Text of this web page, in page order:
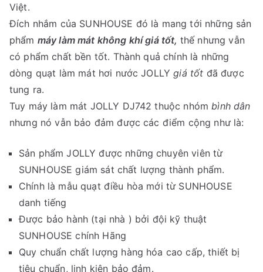
Việt.
Đích nhắm của SUNHOUSE đó là mang tới những sản
phẩm máy làm mát không khí giá tốt, thế nhưng vẫn
có phẩm chất bền tốt. Thành quả chính là những
dòng quạt làm mát hơi nước JOLLYgiá tốt đã được
tung ra.
Tuy máy làm mát JOLLY DJ742 thuộc nhóm bình dân
nhưng nó vẫn bảo đảm được các điểm cộng như là:
Sản phẩm JOLLY được những chuyên viên từ
SUNHOUSE giám sát chất lượng thành phẩm.
Chính là mẫu quạt điều hòa mới từ SUNHOUSE
danh tiếng
Được bảo hành (tại nhà ) bởi đội kỹ thuật
SUNHOUSE chính Hãng
Quy chuẩn chất lượng hàng hóa cao cấp, thiết bị
tiêu chuẩn, linh kiện bảo đảm.